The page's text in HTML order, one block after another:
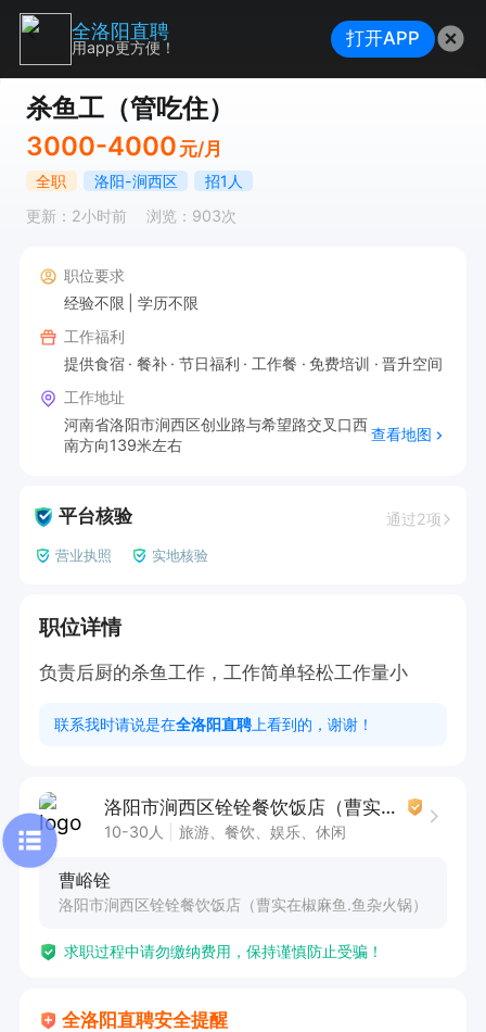
杀鱼工（管吃住）
3000-4000 元/月
全职 洛阳-涧西区
招1人
更新：2小时前
浏览：903次
职位要求
经验不限
学历不限
工作福利
提供食宿
餐补 节日福利 工作餐 免费培训
晋升空间
工作地址
河南省洛阳市涧西区创业路与希望路交叉口西
南方向139米左右
查看地图
平台核验 通过2项
营业执照 实地核验
职位详情
负责后厨的杀鱼工作，工作简单轻松工作量小
联系我时请说是在全洛阳直聘 上看到的，谢谢！
洛阳市涧西区铨铨餐饮饭店（曹实在椒麻鱼.鱼杂火锅）
10-30人 旅游、餐饮、娱乐、休闲
曹峪铨
洛阳市涧西区铨铨餐饮饭店（曹实在椒麻鱼.鱼杂火锅）
求职过程中请勿缴纳费用，保持谨慎防止受骗！
全洛阳直聘安全提醒
全洛阳直聘
用app更方便！ 打开APP